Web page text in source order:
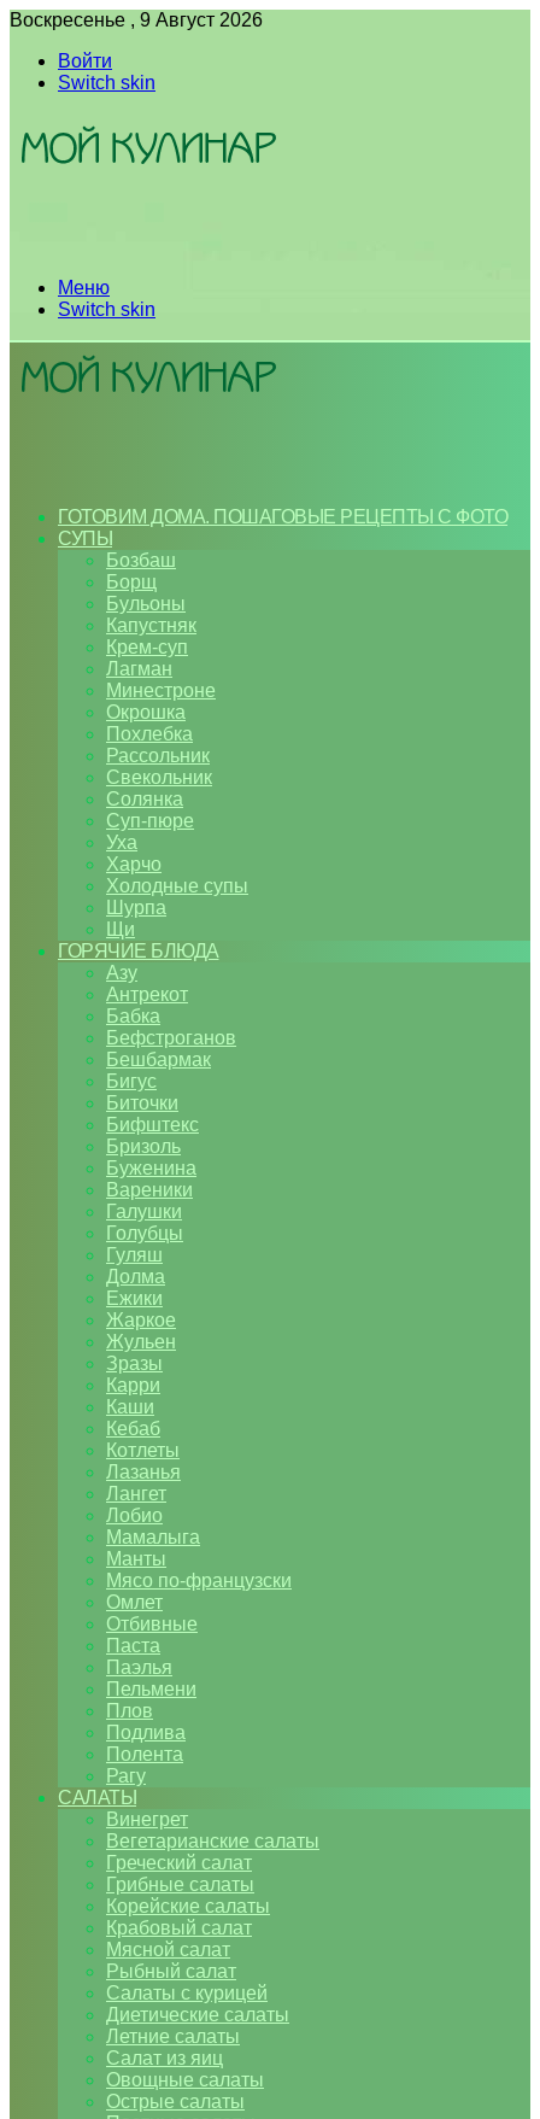
Воскресенье , 9 Август 2026
Войти
Switch skin
Меню
Switch skin
ГОТОВИМ ДОМА. ПОШАГОВЫЕ РЕЦЕПТЫ С ФОТО
СУПЫ
Бозбаш
Борщ
Бульоны
Капустняк
Крем-суп
Лагман
Минестроне
Окрошка
Похлебка
Рассольник
Свекольник
Солянка
Суп-пюре
Уха
Харчо
Холодные супы
Шурпа
Щи
ГОРЯЧИЕ БЛЮДА
Азу
Антрекот
Бабка
Бефстроганов
Бешбармак
Бигус
Биточки
Бифштекс
Бризоль
Буженина
Вареники
Галушки
Голубцы
Гуляш
Долма
Ежики
Жаркое
Жульен
Зразы
Карри
Каши
Кебаб
Котлеты
Лазанья
Лангет
Лобио
Мамалыга
Манты
Мясо по-французски
Омлет
Отбивные
Паста
Паэлья
Пельмени
Плов
Подлива
Полента
Рагу
САЛАТЫ
Винегрет
Вегетарианские салаты
Греческий салат
Грибные салаты
Корейские салаты
Крабовый салат
Мясной салат
Рыбный салат
Салаты с курицей
Диетические салаты
Летние салаты
Салат из яиц
Овощные салаты
Острые салаты